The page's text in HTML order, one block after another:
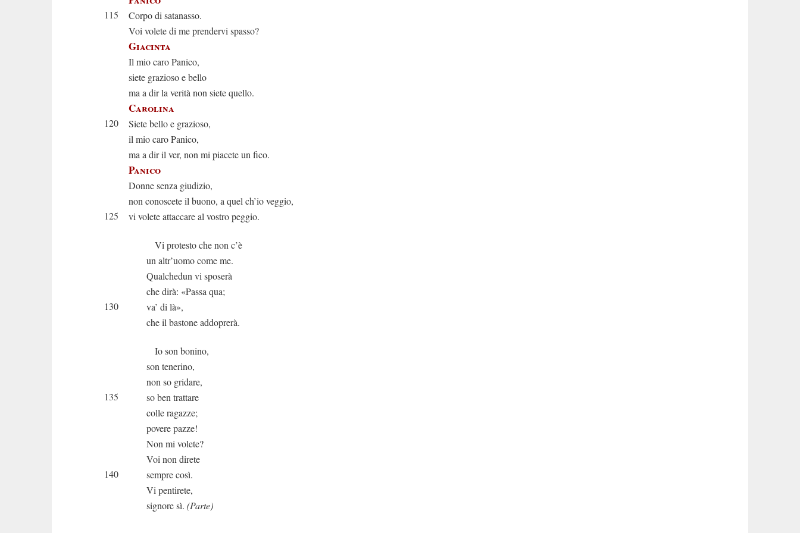
115
Corpo di satanasso.
Voi volete di me prendervi spasso?
Giacinta
Il mio caro Panico,
siete grazioso e bello
ma a dir la verità non siete quello.
Carolina
120
Siete bello e grazioso,
il mio caro Panico,
ma a dir il ver, non mi piacete un fico.
Panico
Donne senza giudizio,
non conoscete il buono, a quel ch’io veggio,
125
vi volete attaccare al vostro peggio.
Vi protesto che non c’è
un altr’uomo come me.
Qualchedun vi sposerà
che dirà: «Passa qua;
130
va’ di là»,
che il bastone addoprerà.
Io son bonino,
son tenerino,
non so gridare,
135
so ben trattare
colle ragazze;
povere pazze!
Non mi volete?
Voi non direte
140
sempre così.
Vi pentirete,
signore sì. (Parte)